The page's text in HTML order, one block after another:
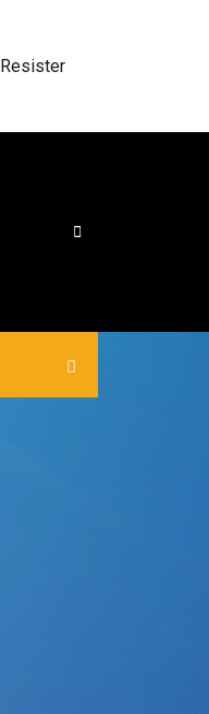
Resister